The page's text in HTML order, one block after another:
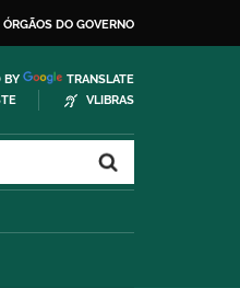
ÓRGÃOS DO GOVERNO
BY
TRANSLATE
VLIBRAS